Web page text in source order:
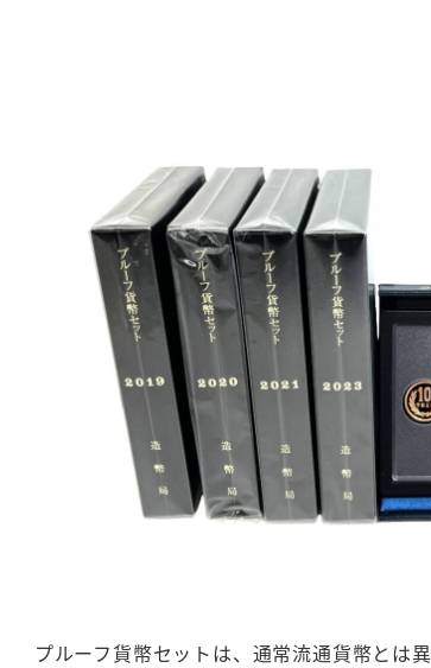
プルーフ貨幣セットは、通常流通貨幣とは